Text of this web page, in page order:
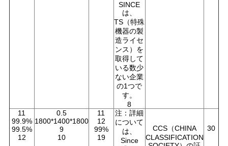
SINCE
は、
TS（特殊
機器の製
造ライセ
ンス）を
取得して
いる数少
ない企業
の1つで
す。
8
11
99.9%
99.5%
12
0.5
1800*1400*1800
9
10
11
12
99%
19
注：詳細
について
は、
Since
CCS（CHINA
CLASSIFICATION
30